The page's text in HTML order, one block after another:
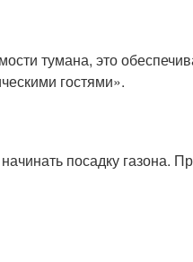
тумана, это
гостями».
посадку газона.